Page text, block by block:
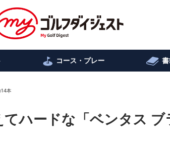
コース・プレー
14本
てハードな「ベンタス ブ